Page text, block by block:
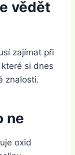
vědět
zajímat při
si dnes
znalosti.
ne
oxid